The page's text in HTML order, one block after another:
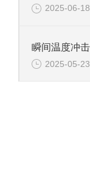
2025-06-18
2025-05-23